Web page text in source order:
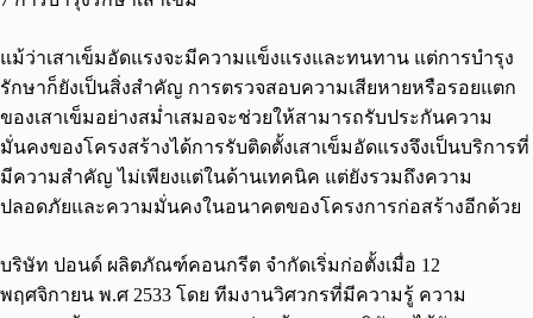
แม้ว่าเสาเข็มอัดแรงจะมีความแข็งแรงและทนทาน แต่การบำรุง
รักษาก็ยังเป็นสิ่งสำคัญ การตรวจสอบความเสียหายหรือรอยแตก
ของเสาเข็มอย่างสม่ำเสมอจะช่วยให้สามารถรับประกันความ
มั่นคงของโครงสร้างได้การรับติดตั้งเสาเข็มอัดแรงจึงเป็นบริการที่
มีความสำคัญ ไม่เพียงแต่ในด้านเทคนิค แต่ยังรวมถึงความ
ปลอดภัยและความมั่นคงในอนาคตของโครงการก่อสร้างอีกด้วย
บริษัท ปอนด์ ผลิตภัณฑ์คอนกรีต จำกัดเริ่มก่อตั้งเมื่อ 12
พฤศจิกายน พ.ศ 2533 โดย ทีมงานวิศวกรที่มีความรู้ ความ